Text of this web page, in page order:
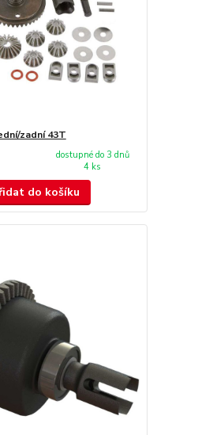
zadní 43T
dostupné do 3 dnů
4 ks
do košíku